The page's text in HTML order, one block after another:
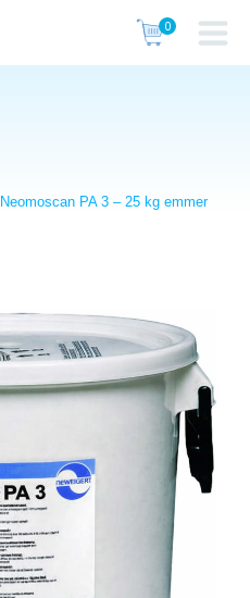
Neomoscan PA 3 – 25 kg emmer